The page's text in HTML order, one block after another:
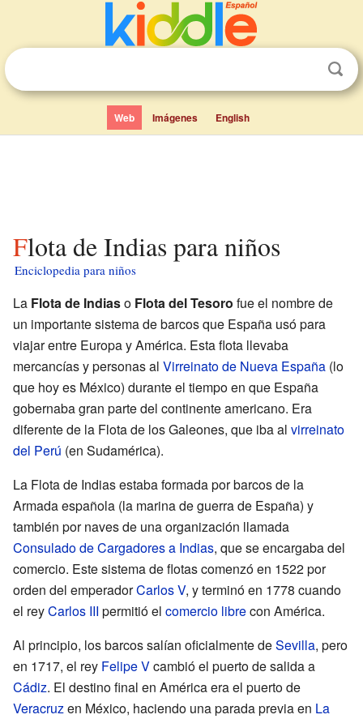
Web Imágenes English
Flota de Indias para niños
Enciclopedia para niños
La Flota de Indiaso Flota del Tesoro fue el nombre de
un importante sistema de barcos que España usó para
viajar entre Europa y América. Esta flota llevaba
mercancías y personas al Virreinato de Nueva España (lo
que hoy es México) durante el tiempo en que España
gobernaba gran parte del continente americano. Era
diferente de la Flota de los Galeones, que iba al virreinato
del Perú (en Sudamérica).
La Flota de Indias estaba formada por barcos de la
Armada española (la marina de guerra de España) y
también por naves de una organización llamada
Consulado de Cargadores a Indias, que se encargaba del
comercio. Este sistema de flotas comenzó en 1522 por
orden del emperadorCarlos V, y terminó en 1778 cuando
el reyCarlos III permitió el comercio librecon América.
Al principio, los barcos salían oficialmente deSevilla, pero
en 1717, el rey Felipe Vcambió el puerto de salida a
Cádiz. El destino final en América era el puerto de
Veracruzen México, haciendo una parada previa en La